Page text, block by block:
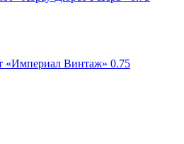
«Империал Винтаж» 0.75